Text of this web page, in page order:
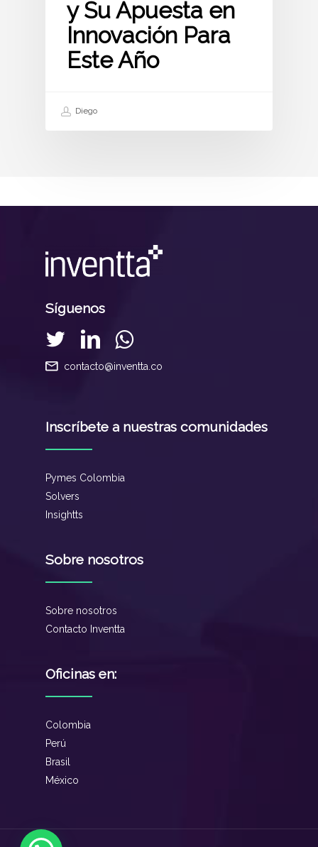
y Su Apuesta en
Innovación Para
Este Año
Diego
Síguenos
contacto@inventta.co
Inscríbete a nuestras comunidades
Pymes Colombia
Solvers
Insightts
Sobre nosotros
Sobre nosotros
Contacto Inventta
Oficinas en:
Colombia
Perú
Brasil
México